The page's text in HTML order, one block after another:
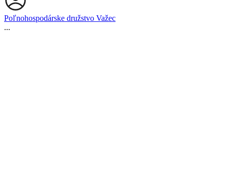
Poľnohospodárske družstvo Važec
...